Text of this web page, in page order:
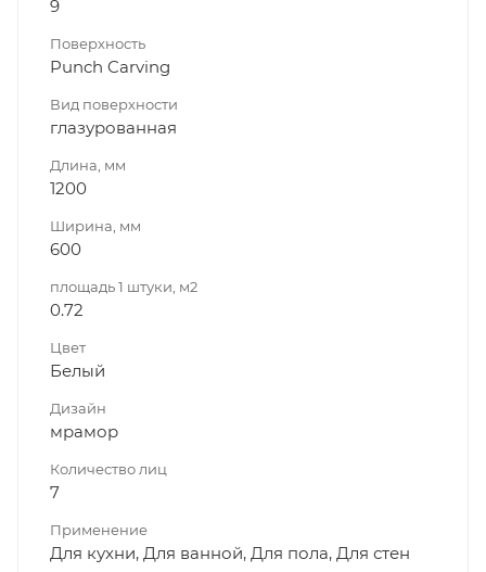
9
Поверхность
Punch Carving
Вид поверхности
глазурованная
Длина, мм
1200
Ширина, мм
600
площадь 1 штуки, м2
0.72
Цвет
Белый
Дизайн
мрамор
Количество лиц
7
Применение
Для кухни, Для ванной, Для пола, Для стен